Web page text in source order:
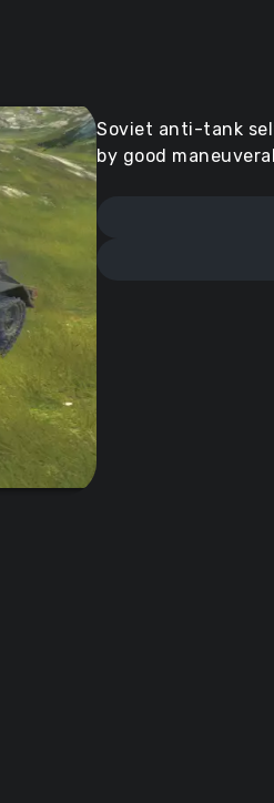
Soviet anti-tank
by good